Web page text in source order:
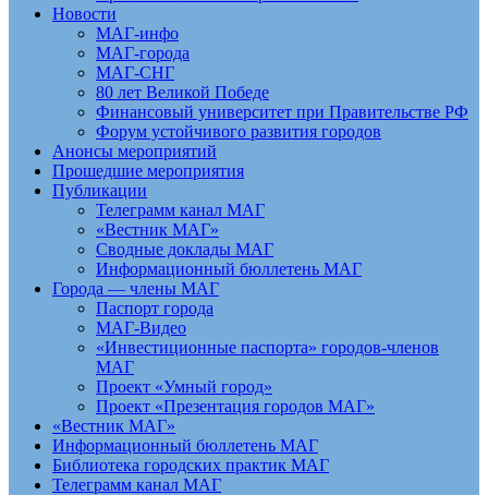
Новости
МАГ-инфо
МАГ-города
МАГ-СНГ
80 лет Великой Победе
Финансовый университет при Правительстве РФ
Форум устойчивого развития городов
Анонсы мероприятий
Прошедшие мероприятия
Публикации
Телеграмм канал МАГ
«Вестник МАГ»
Сводные доклады МАГ
Информационный бюллетень МАГ
Города — члены МАГ
Паспорт города
МАГ-Видео
«Инвестиционные паспорта» городов-членов
МАГ
Проект «Умный город»
Проект «Презентация городов МАГ»
«Вестник МАГ»
Информационный бюллетень МАГ
Библиотека городских практик МАГ
Телеграмм канал МАГ